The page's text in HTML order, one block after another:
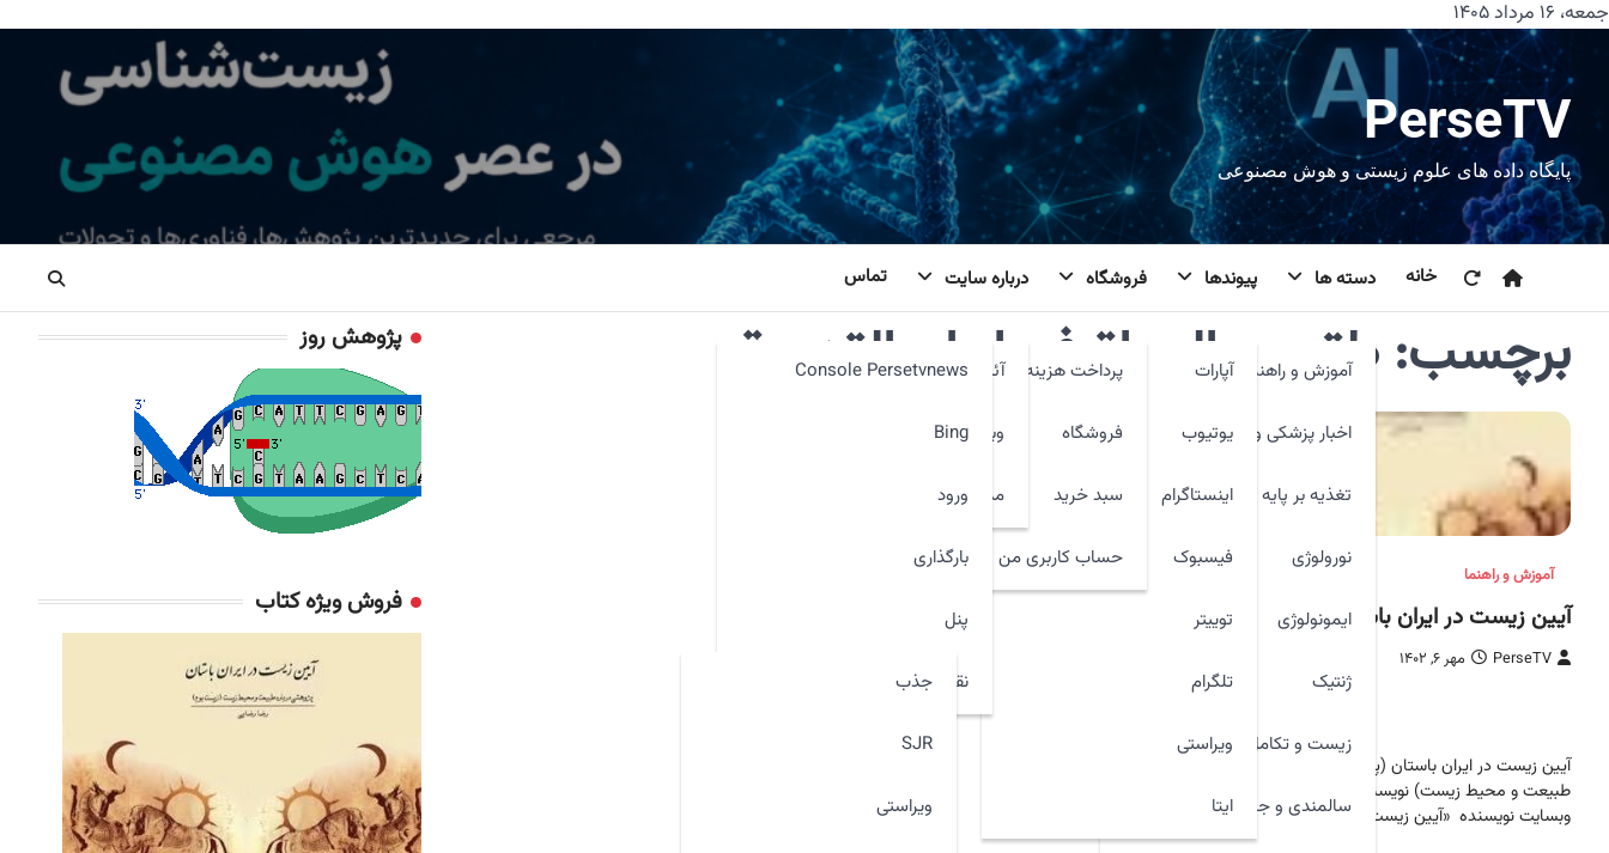
پرش
محتوا
جمعه، ۱۶ مرداد ۱۴۰۵
PerseTV
پایگاه داده های علوم زیستی و هوش مصنوعی
خانه دسته ها
آموزش و راهنما
اخبار پزشکی و فنآوری
تغذیه بر پایه شواهد
نورولوژی
ایمونولوژی
ژنتیک
زیست و تکامل
سالمندی و جوان سازی
پیوندها
آپارات
یوتیوب
اینستاگرام
فیسبوک
توییتر
تلگرام
ویراستی
ایتا
فروشگاه
پرداخت هزینه
فروشگاه
سبد خرید
حساب کاربری من
درباره سایت
آئین نامهConsole Persetvnews
Bing
ورود
بارگذاری
پنل
نقشه سایت
جذب
SJR
ویراستی
وبمیل
مدیر سایت
تماس
برچسب: طقوس الحياة في إيران القديمة
آموزش و راهنما
آیین زیست در ایران باستان
PerseTV مهر ۶, ۱۴۰۲
آیین زیست در ایران باستان (پژوهشی درباره‌ی
طبیعت و محیط‌ زیست) نویسنده : رضا رضایی
وبسایت نویسنده «آیین زیست در…
پژوهش روز
فروش ویژه کتاب